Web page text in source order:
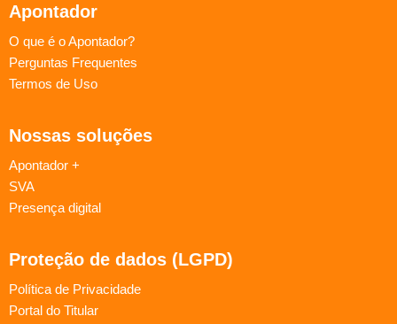
Apontador
O que é o Apontador?
Perguntas Frequentes
Termos de Uso
Nossas soluções
Apontador +
SVA
Presença digital
Proteção de dados (LGPD)
Política de Privacidade
Portal do Titular